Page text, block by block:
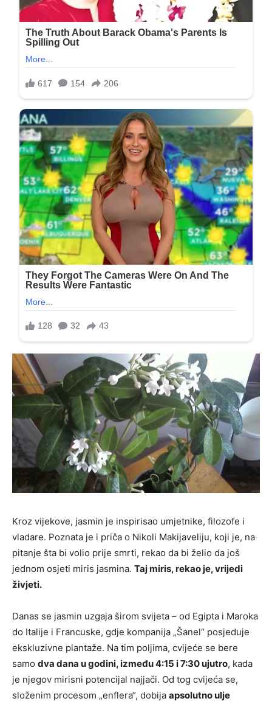
Kroz vijekove, jasmin je inspirisao umjetnike, filozofe i
vladare. Poznata je i priča o Nikoli Makijaveliju, koji je, na
pitanje šta bi volio prije smrti, rekao da bi želio da još
jednom osjeti miris jasmina. Taj miris, rekao je, vrijedi
živjeti.
Danas se jasmin uzgaja širom svijeta – od Egipta i Maroka
do Italije i Francuske, gdje kompanija „Šanel“ posjeduje
ekskluzivne plantaže. Na tim poljima, cvijeće se bere
samo dva dana u godini, između 4:15 i 7:30 ujutro, kada
je njegov mirisni potencijal najjači. Od tog cvijeća se,
složenim procesom „enflera“, dobija apsolutno ulje